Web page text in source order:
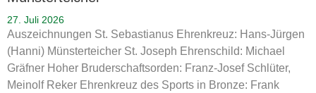
27. Juli 2026
Auszeichnungen St. Sebastianus Ehrenkreuz: Hans-Jürgen
(Hanni) Münsterteicher St. Joseph Ehrenschild: Michael
Gräfner Hoher Bruderschaftsorden: Franz-Josef Schlüter,
Meinolf Reker Ehrenkreuz des Sports in Bronze: Frank